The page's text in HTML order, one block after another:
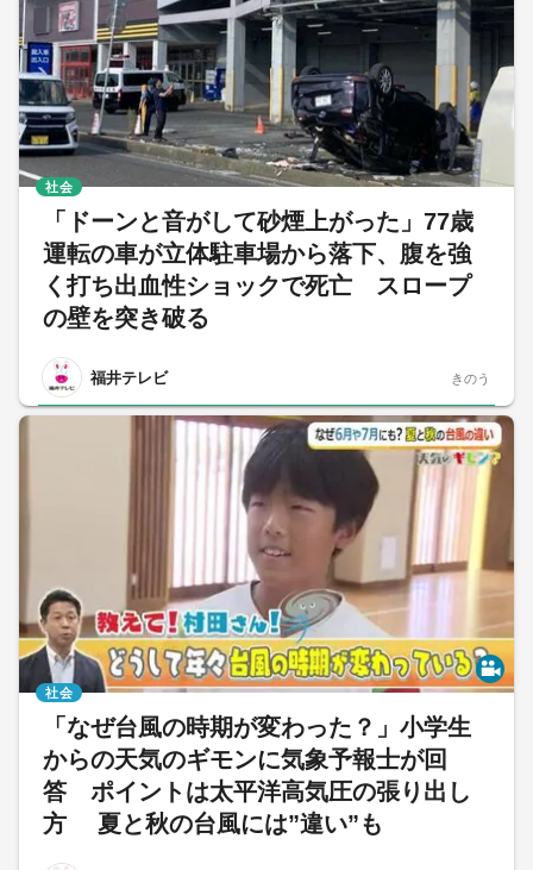
「ドーンと音がして砂煙上がった」77歳
運転の車が立体駐車場から落下、腹を強
く打ち出血性ショックで死亡 スロープ
の壁を突き破る
福井テレビ
社会
きのう
「なぜ台風の時期が変わった？」小学生
からの天気のギモンに気象予報士が回
答 ポイントは太平洋高気圧の張り出し
方 夏と秋の台風には”違い”も
社会